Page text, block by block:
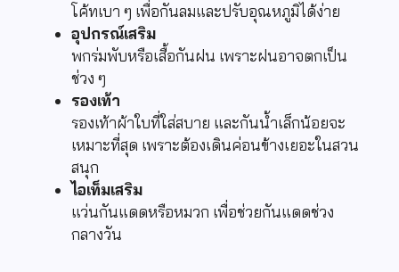
โค้ทเบา ๆ เพื่อกันลมและปรับอุณหภูมิได้ง่าย
อุปกรณ์เสริม
พกร่มพับหรือเสื้อกันฝน เพราะฝนอาจตกเป็น
ช่วง ๆ
รองเท้า
รองเท้าผ้าใบที่ใส่สบาย และกันน้ำเล็กน้อยจะ
เหมาะที่สุด เพราะต้องเดินค่อนข้างเยอะในสวน
สนุก
ไอเท็มเสริม
แว่นกันแดดหรือหมวก เพื่อช่วยกันแดดช่วง
กลางวัน